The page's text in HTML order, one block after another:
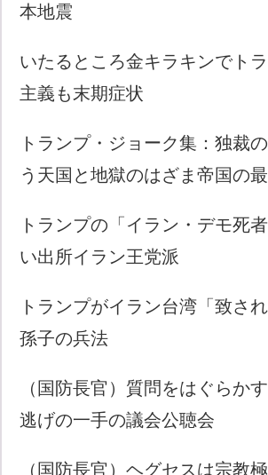
本地震
いたるところ金キラキンでト
主義も末期症状
トランプ・ジョーク集：独裁
う天国と地獄のはざま帝国の
トランプの「イラン・デモ死
い出所イラン王党派
トランプがイラン台湾「致さ
孫子の兵法
（国防長官）質問をはぐらか
逃げの一手の議会公聴会
（国防長官）ヘグセスは宗教